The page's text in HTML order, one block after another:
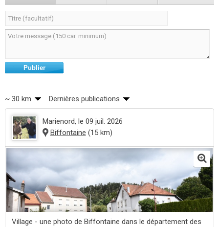
Publier
~ 30 km Dernières publications
Marienord, le 09 juil. 2026
Biffontaine (15 km)
Village - une photo de Biffontaine dans le département des